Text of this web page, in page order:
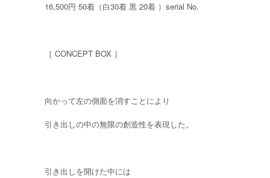
16,500円 50着（白30着 黒 20着 ）serial No.
［ CONCEPT BOX ］
向かって左の側面を消すことにより
引き出しの中の無限の創造性を表現した。
引き出しを開けた中には